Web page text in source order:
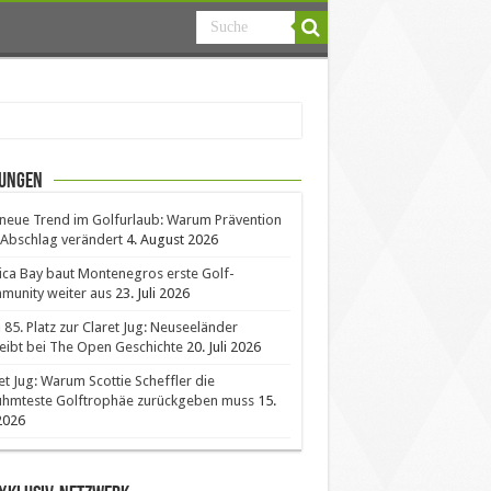
Trend im Golfurlaub: Warum Prävention
verändert 4. August 2026
Bay baut Montenegros erste Golf-
weiter aus 23. Juli 2026
85. Platz zur Claret Jug: Neuseeländer
bei The Open Geschichte 20. Juli 2026
Jug: Warum Scottie Scheffler die
Golftrophäe zurückgeben muss 15.